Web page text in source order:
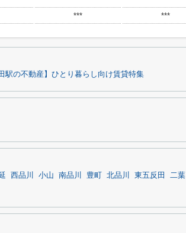
*** ***
駅の不動産】ひとり暮らし向け賃貸特集
西品川 小山 南品川 豊町 北品川 東五反田 二葉